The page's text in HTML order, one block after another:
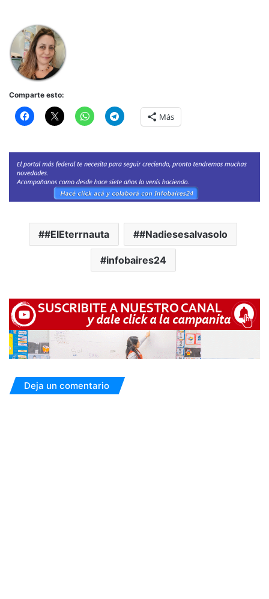
Comparte esto:
Más
#ElEterrnauta #Nadiesesalvasolo
infobaires24
Deja un comentario